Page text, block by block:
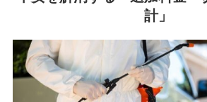
計」